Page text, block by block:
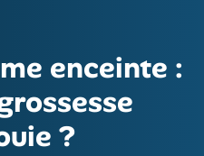
enceinte :
?